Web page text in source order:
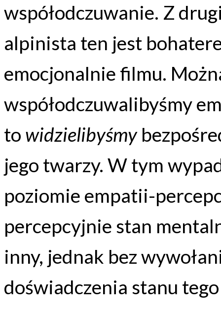
współodczuwanie. Z
alpinista ten jest
emocjonalnie filmu.
współodczuwalibyśmy
to widzielibyśmy
jego twarzy. W tym
poziomie empatii-
percepcyjnie stan
inny, jednak bez
doświadczenia stanu